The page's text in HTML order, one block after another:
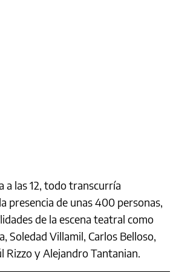
a las 12, todo transcurría
presencia de unas 400 personas,
de la escena teatral como
Soledad Villamil, Carlos Belloso,
Rizzo y Alejandro Tantanian.